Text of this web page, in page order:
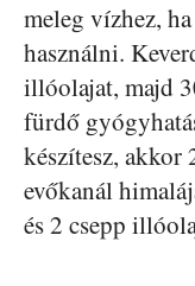
meleg vízhez,
használni.
illóolajat, majd
fürdő
készítesz, akkor
evőkanál
és 2 csepp